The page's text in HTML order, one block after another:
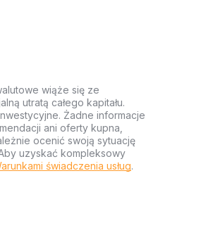
wiąże się ze
utratą całego kapitału.
Żadne informacje
ani oferty kupna,
ocenić swoją sytuację
uzyskać kompleksowy
świadczenia usług.